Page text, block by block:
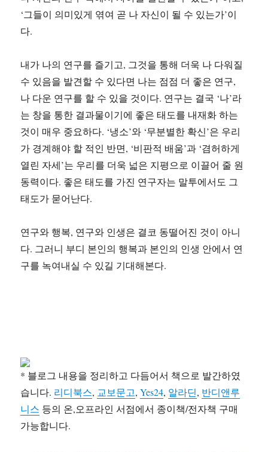
‘그들이 의미있게 엮여 곧 나 자신이 될 수 있는가’이
다.
내가 나의 연구를 즐기고, 그것을 통해 더욱 나 다워질
수 있음을 발견할 수 있다면 나는 점점 더 좋은 연구,
나 다운 연구를 할 수 있을 것이다. 연구는 결국 ‘나’라
는 창을 통한 결과물이기에 좋은 태도를 내재화 하는
것이 매우 중요하다. ‘냉소’와 ‘무분별한 확신’은 우리
가 경계해야 할 적인 반면, ‘비판적 배움’과 ‘겸허하게
열린 자세’는 우리를 더욱 넓은 지평으로 이끌어 줄 원
동력이다. 좋은 태도를 가진 연구자는 말투에서도 그
태도가 묻어난다.
연구와 행복, 연구와 인생은 결코 동떨어진 것이 아니
다. 그러니 부디 본인의 행복과 본인의 인생 안에서 연
구를 녹여내실 수 있길 기대해본다.
* 블로그 내용을 정리하고 다듬어서 책으로 발간하였
습니다. 리디북스, 교보문고,Yes24, 알라딘, 반디앤루
니스 등의 온,오프라인 서점에서 종이책/전자책 구매
가능합니다.